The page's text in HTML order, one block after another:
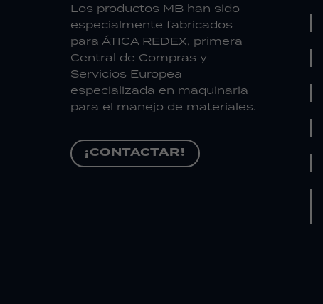
Los productos MB han sido
especialmente fabricados
para ÁTICA REDEX, primera
Central de Compras y
Servicios Europea
especializada en maquinaria
para el manejo de materiales.
¡CONTACTAR!